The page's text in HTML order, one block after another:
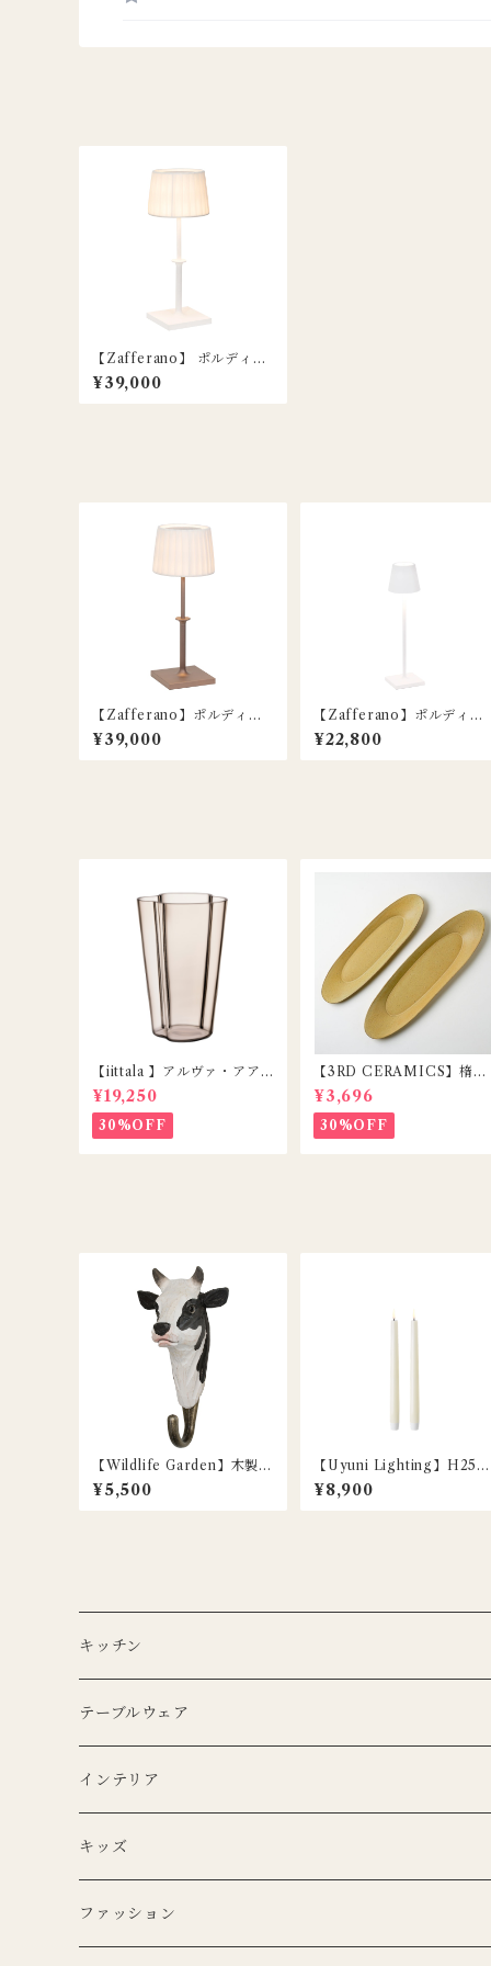
【Zafferano】 ポルディー
ナ クラシック テーブルラン
プ / ホワイト / Poldina Cla
¥39,000
【Zafferano】ポルディー
ナ クラシック テーブルラン
プ / ブロンズ / Poldina Cla
¥39,000
【Zafferano】ポルディー
ナ マイクロ ポータブルラン
プ / ホワイト
¥22,800
【iittala 】アルヴァ・アア
ルトコレクション ベース22
0mm リネン
¥19,250
30%OFF
【3RD CERAMICS】楕円
皿 / DAENZARA /
W / M
¥3,696
30%OFF
【Wildlife Garden】木製ア
ニマルフック / ウシ
¥5,500
【Uyuni Lighting】H25c
m / LEDクラシックテーパ
ーキャンドル / アイボリー /
¥8,900
キッチン
エプロン
Lino e Lina
BERTOZZI
キッチンクロス
Lino e Lina
BERTOZZI
テーブルウェア
プレート
CARRON
3RD CERAMICS
ボウル
CARRON
マグカップ
インテリア
ポータブルランプ
マイクロシリーズ
LEDキャンドル
キッズ
ぬいぐるみ
ファッション